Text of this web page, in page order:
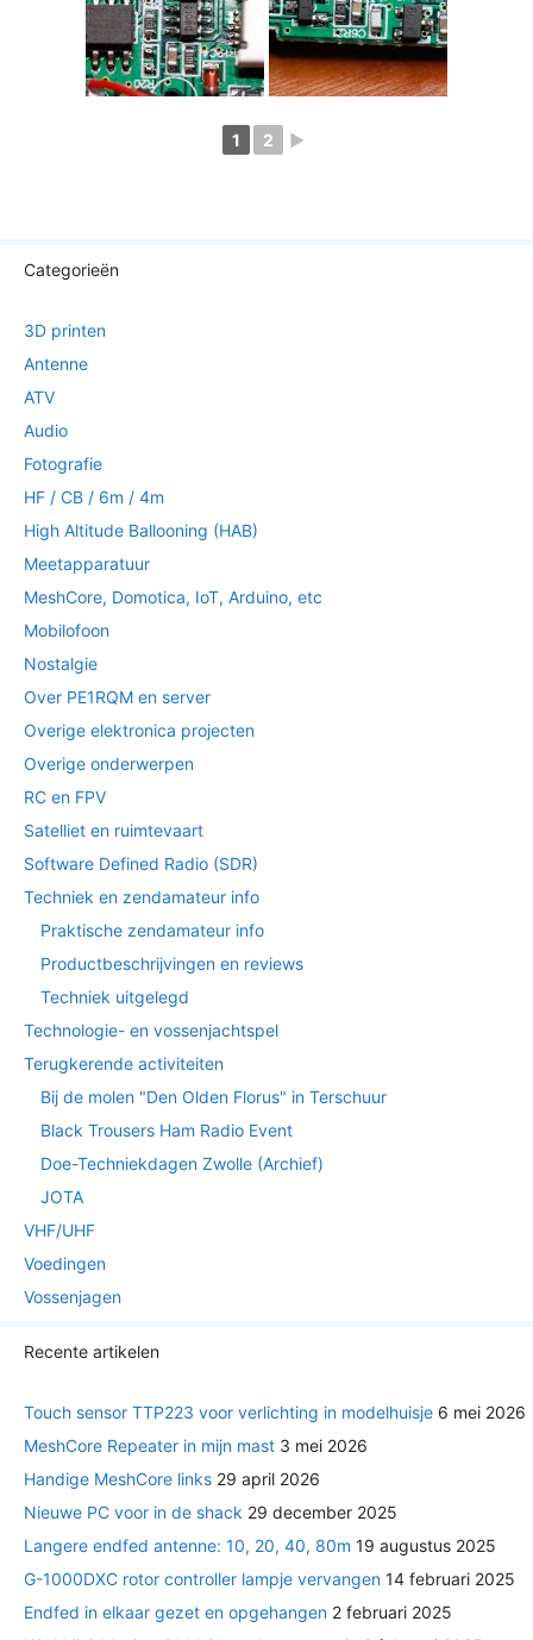
1 2 ►
Categorieën
3D printen
Antenne
ATV
Audio
Fotografie
HF / CB / 6m / 4m
High Altitude Ballooning (HAB)
Meetapparatuur
MeshCore, Domotica, IoT, Arduino, etc
Mobilofoon
Nostalgie
Over PE1RQM en server
Overige elektronica projecten
Overige onderwerpen
RC en FPV
Satelliet en ruimtevaart
Software Defined Radio (SDR)
Techniek en zendamateur info
Praktische zendamateur info
Productbeschrijvingen en reviews
Techniek uitgelegd
Technologie- en vossenjachtspel
Terugkerende activiteiten
Bij de molen "Den Olden Florus" in Terschuur
Black Trousers Ham Radio Event
Doe-Techniekdagen Zwolle (Archief)
JOTA
VHF/UHF
Voedingen
Vossenjagen
Recente artikelen
Touch sensor TTP223 voor verlichting in modelhuisje 6 mei 2026
MeshCore Repeater in mijn mast 3 mei 2026
Handige MeshCore links 29 april 2026
Nieuwe PC voor in de shack 29 december 2025
Langere endfed antenne: 10, 20, 40, 80m 19 augustus 2025
G-1000DXC rotor controller lampje vervangen 14 februari 2025
Endfed in elkaar gezet en opgehangen 2 februari 2025